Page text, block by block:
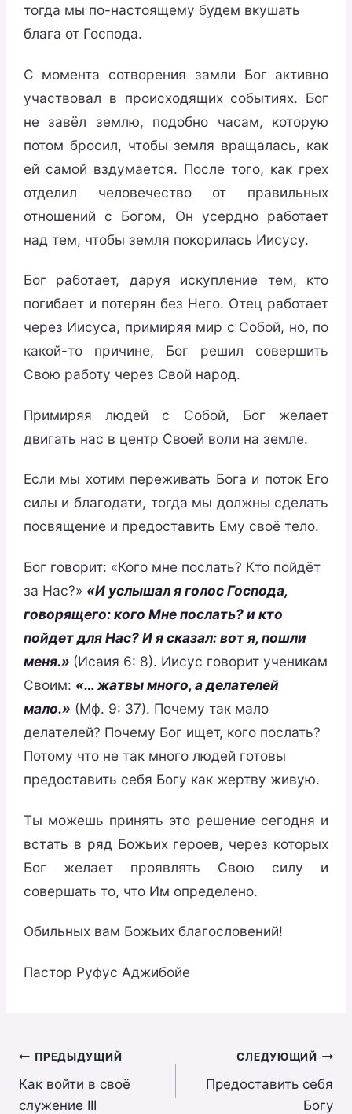
тогда мы по-настоящему будем вкушать
блага от Господа.
С момента сотворения замли Бог активно
участвовал в происходящих событиях. Бог
не завёл землю, подобно часам, которую
потом бросил, чтобы земля вращалась, как
ей самой вздумается. После того, как грех
отделил человечество от правильных
отношений с Богом, Он усердно работает
над тем, чтобы земля покорилась Иисусу.
Бог работает, даруя искупление тем, кто
погибает и потерян без Него. Отец работает
через Иисуса, примиряя мир с Собой, но, по
какой-то причине, Бог решил совершить
Свою работу через Свой народ.
Примиряя людей с Собой, Бог желает
двигать нас в центр Своей воли на земле.
Если мы хотим переживать Бога и поток Его
силы и благодати, тогда мы должны сделать
посвящение и предоставить Ему своё тело.
Бог говорит: «Кого мне послать? Кто пойдёт
за Нас?» «И услышал я голос Господа,
говорящего: кого Мне послать? и кто
пойдет для Нас? И я сказал: вот я, пошли
меня.» (Исаия 6: 8). Иисус говорит ученикам
Своим: «… жатвы много, а делателей
мало.» (Мф. 9: 37). Почему так мало
делателей? Почему Бог ищет, кого послать?
Потому что не так много людей готовы
предоставить себя Богу как жертву живую.
Ты можешь принять это решение сегодня и
встать в ряд Божьих героев, через которых
Бог желает проявлять Свою силу и
совершать то, что Им определено.
Обильных вам Божьих благословений!
Пастор Руфус Аджибойе
Навигация
по
ПРЕДЫДУЩИЙ
Как войти в своё
служение III
СЛЕДУЮЩИЙ
Предоставить себя
Богу